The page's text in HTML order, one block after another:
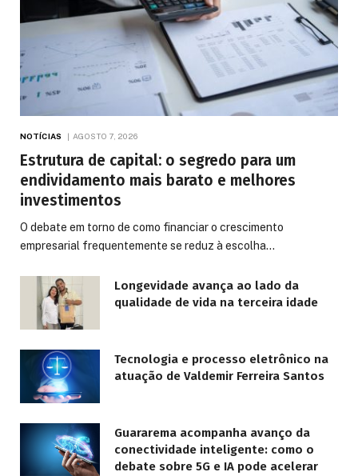
NOTÍCIAS AGOSTO 7, 2026
Estrutura de capital: o segredo para um
endividamento mais barato e melhores
investimentos
O debate em torno de como financiar o crescimento
empresarial frequentemente se reduz à escolha…
Longevidade avança ao lado da
qualidade de vida na terceira idade
Tecnologia e processo eletrônico na
atuação de Valdemir Ferreira Santos
Guararema acompanha avanço da
conectividade inteligente: como o
debate sobre 5G e IA pode acelerar